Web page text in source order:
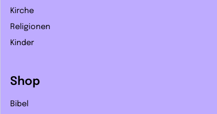
Kirche
Religionen
Kinder
Shop
Bibel